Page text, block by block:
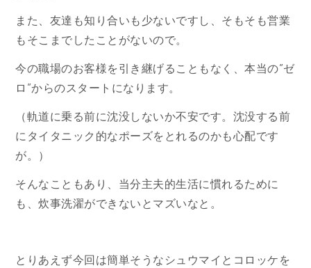
また、友達も知り合いも少ないですし、そもそも営業
もそこまでしたことがないので。
今の職場のお客様を引き継げることもなく、本当の”ゼ
ロ”からのスタートになります。
（軌道に乗る前に沈没しないか不安です。沈没する前
にタイタニック的なポーズをとれるのかも心配です
が。）
そんなこともあり、当分主夫的生活に慣れるために
も、炊事洗濯ができないとマズいなと。
とりあえず今回は簡単そうなシュウマイとコロッケを